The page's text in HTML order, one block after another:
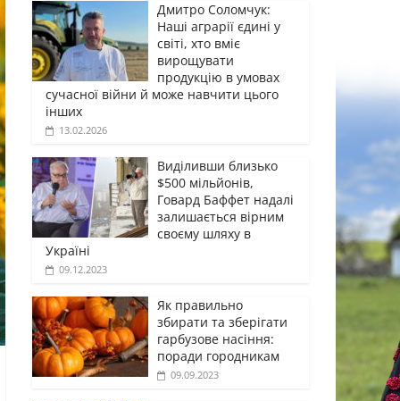
Дмитро Соломчук:
Наші аграрії єдині у
світі, хто вміє
вирощувати
продукцію в умовах
сучасної війни й може навчити цього
інших
13.02.2026
Виділивши близько
$500 мільйонів,
Говард Баффет надалі
залишається вірним
своєму шляху в
Україні
09.12.2023
Як правильно
збирати та зберігати
гарбузове насіння:
поради городникам
09.09.2023